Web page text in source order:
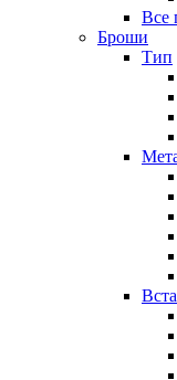
Все
Броши
Тип